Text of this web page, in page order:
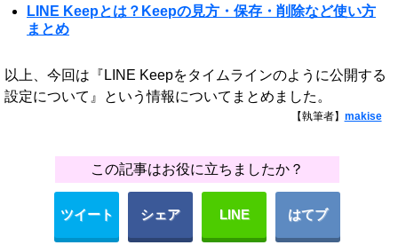
LINE Keepとは？Keepの見方・保存・削除など使い方
まとめ
以上、今回は『LINE Keepをタイムラインのように公開する
設定について』という情報についてまとめました。
【執筆者】 makise
この記事はお役に立ちましたか？
ツイート シェア LINE はてブ